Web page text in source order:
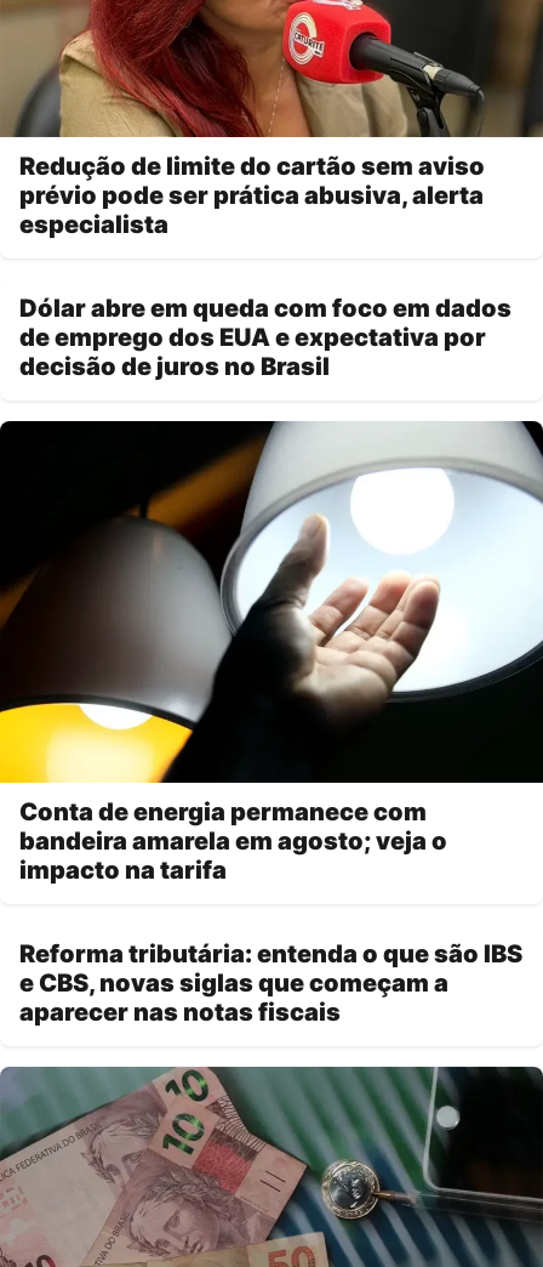
Redução de limite do cartão sem aviso
prévio pode ser prática abusiva, alerta
especialista
Dólar abre em queda com foco em dados
de emprego dos EUA e expectativa por
decisão de juros no Brasil
Conta de energia permanece com
bandeira amarela em agosto; veja o
impacto na tarifa
Reforma tributária: entenda o que são IBS
e CBS, novas siglas que começam a
aparecer nas notas fiscais